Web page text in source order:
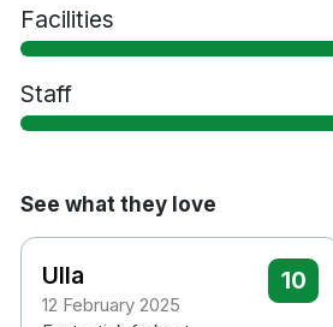
tillgänglighet före bokning.
Kommunala parkeringar
närheten av hotellet
Rökfritt
18 minuters promenad till
vattenpark
34 minuters promenad till
Slalombacke
20 minuters bilresa till
Facilities
Staff
See what they love
Ulla
12 February 2025
10